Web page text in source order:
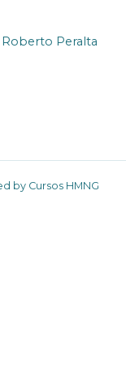
Roberto Peralta
by Cursos HMNG